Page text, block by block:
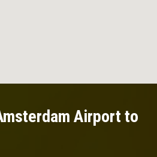
Airport to